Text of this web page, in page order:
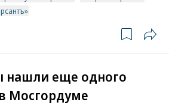
нашли еще одного
Мосгордуме